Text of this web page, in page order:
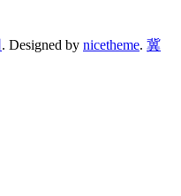
. Designed by nicetheme. 冀